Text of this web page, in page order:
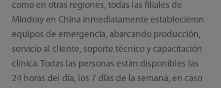
como en otras regiones, todas las filiales de
Mindray en China inmediatamente establecieron
equipos de emergencia, abarcando producción,
servicio al cliente, soporte técnico y capacitación
clínica. Todas las personas están disponibles las
24 horas del día, los 7 días de la semana, en caso